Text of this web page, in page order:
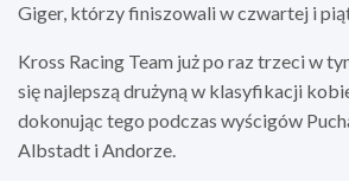
Giger, którzy finiszowali w czwartej i
Kross Racing Team już po raz trzeci w
się najlepszą drużyną w klasyfikacji
dokonując tego podczas wyścigów
Albstadt i Andorze.